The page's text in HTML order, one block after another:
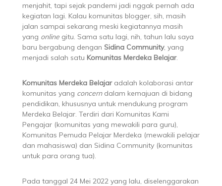
menjahit, tapi sejak pandemi jadi nggak pernah ada
kegiatan lagi. Kalau komunitas blogger, sih, masih
jalan sampai sekarang meski kegiatannya masih
yang onlinegitu. Sama satu lagi, nih, tahun lalu saya
baru bergabung dengan Sidina Community, yang
menjadi salah satu Komunitas Merdeka Belajar.
Komunitas Merdeka Belajaradalah kolaborasi antar
komunitas yang concerndalam kemajuan di bidang
pendidikan, khususnya untuk mendukung program
Merdeka Belajar. Terdiri dari Komunitas Kami
Pengajar (komunitas yang mewakili para guru),
Komunitas Pemuda Pelajar Merdeka (mewakili pelajar
dan mahasiswa) dan Sidina Community (komunitas
untuk para orang tua).
Pada tanggal 24 Mei 2022 yang lalu, diselenggarakan